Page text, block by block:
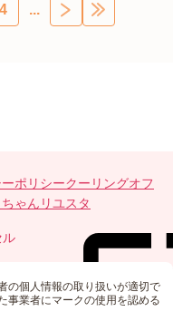
4 ...
ポリシークーリングオフ
ゃんリユスタ
ル
の個人情報の取り扱いが適切で
事業者にマークの使用を認める